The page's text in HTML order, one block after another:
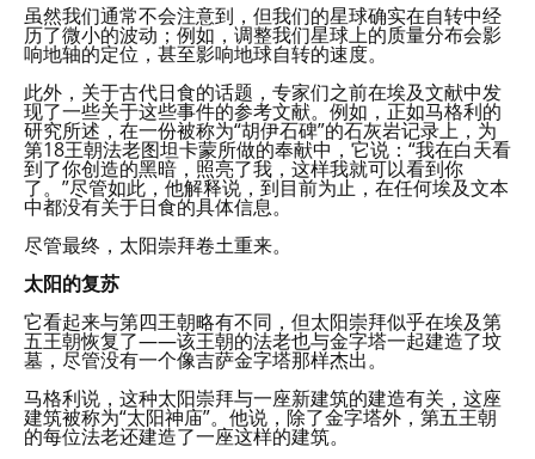
虽然我们通常不会注意到，但我们的星球确实在自转中经
历了微小的波动；例如，调整我们星球上的质量分布会影
响地轴的定位，甚至影响地球自转的速度。
此外，关于古代日食的话题，专家们之前在埃及文献中发
现了一些关于这些事件的参考文献。例如，正如马格利的
研究所述，在一份被称为“胡伊石碑”的石灰岩记录上，为
第18王朝法老图坦卡蒙所做的奉献中，它说：“我在白天看
到了你创造的黑暗，照亮了我，这样我就可以看到你
了。”尽管如此，他解释说，到目前为止，在任何埃及文本
中都没有关于日食的具体信息。
尽管最终，太阳崇拜卷土重来。
太阳的复苏
它看起来与第四王朝略有不同，但太阳崇拜似乎在埃及第
五王朝恢复了——该王朝的法老也与金字塔一起建造了坟
墓，尽管没有一个像吉萨金字塔那样杰出。
马格利说，这种太阳崇拜与一座新建筑的建造有关，这座
建筑被称为“太阳神庙”。他说，除了金字塔外，第五王朝
的每位法老还建造了一座这样的建筑。